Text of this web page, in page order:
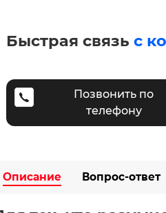
Быстрая связь с
Позвонить по
телефону
Описание Вопрос-ответ